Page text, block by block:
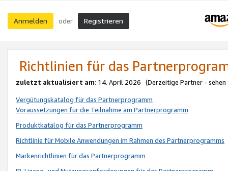
Anmelden oder Registrieren
Richtlinien für das
zuletzt aktualisiert am: 14. April 2026 (Derzeitige Partner - sehen
Vergütungskatalog für das Partnerprogramm
Voraussetzungen für die Teilnahme am Partnerprogramm
Produktkatalog für das Partnerprogramm
Richtlinie für Mobile Anwendungen im Rahmen des Partnerprogramms
Markenrichtlinien für das Partnerprogramm